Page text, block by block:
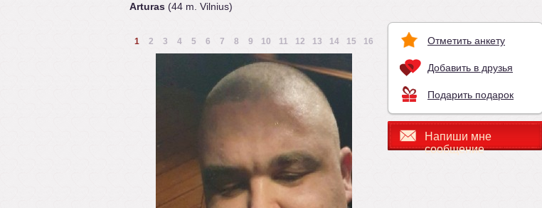
Arturas (44 m. Vilnius)
1 2 3 4 5 6 7 8 9 10 11 12 13 14 15 16 Отметить анкету
Добавить в друзья
Подарить подарок
Напиши мне
сообщение